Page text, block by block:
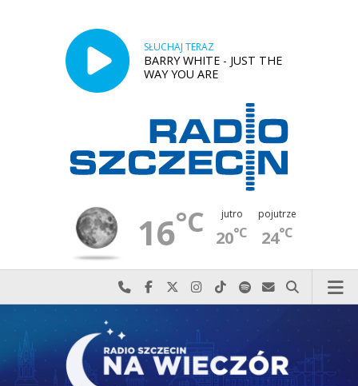
SŁUCHAJ TERAZ
BARRY WHITE - JUST THE
WAY YOU ARE
16°C jutro
20°C
pojutrze
24°C
Najlepiej po prostu do nas zadzwoń
Odwiedź nas na Facebook-u
Odwiedź nas na X
Odwiedź nas na Instagram-ie
Odwiedź nas na TikTok-u
Szukaj nas na Spotify
Wyślij do nas
Szukaj